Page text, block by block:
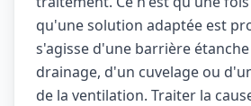
qu'une solution adaptée est
s'agisse d'une barrière
drainage, d'un cuvelage ou
de la ventilation. Traiter la